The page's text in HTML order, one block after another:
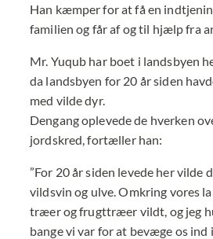
Han kæmper for at få en
familien og får af og til hjælp fra
Mr. Yuqub har boet i landsbyen
da landsbyen for 20 år siden
med vilde dyr.
Dengang oplevede de hverken
jordskred, fortæller han:
”For 20 år siden levede her vilde
vildsvin og ulve. Omkring vores
træer og frugttræer vildt, og jeg
bange vi var for at bevæge os ind